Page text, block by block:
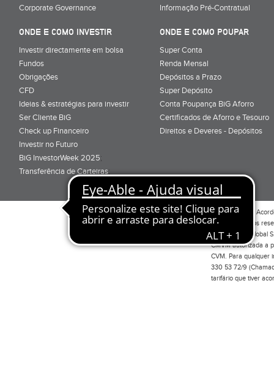
Corporate Governance
Informação Pré-Contratual
ONDE E COMO INVESTIR
Investir directamente em bolsa
Fundos
Obrigações
CFD
Ideias & estratégias para investir
Ser Cliente BiG
Check up Financeiro
Investir no Futuro
BiG InvestorWeek 2025;
Transferência de Carteiras;
ONDE E COMO POUPAR
Super Conta
Renda Mensal
Depósitos a Prazo
Super Depósito
Conta Poupança BiG Aforro
Certificados de Aforro e Tesouro
Direitos e Deveres - Depósitos
Por favor leia o
Todos os direitos
Investimento Global
CMVM autorizada a
CVM. Para qualquer
330 53 72/9
tarifário que tiver